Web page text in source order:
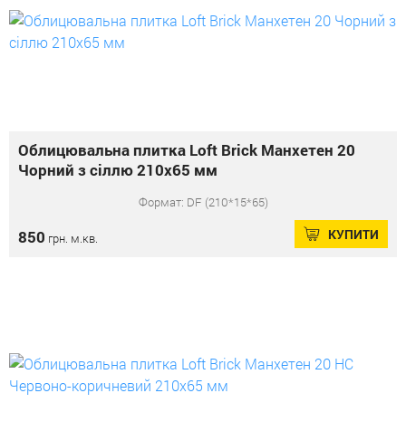
Облицювальна плитка Loft Brick Манхетен 20
Чорний з сіллю 210x65 мм
Формат: DF (210*15*65)
850 грн. м.кв. КУПИТИ